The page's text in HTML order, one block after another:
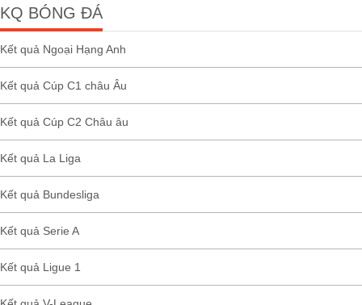
KQ BÓNG ĐÁ
Kết quả Ngoại Hạng Anh
Kết quả Cúp C1 châu Âu
Kết quả Cúp C2 Châu âu
Kết quả La Liga
Kết quả Bundesliga
Kết quả Serie A
Kết quả Ligue 1